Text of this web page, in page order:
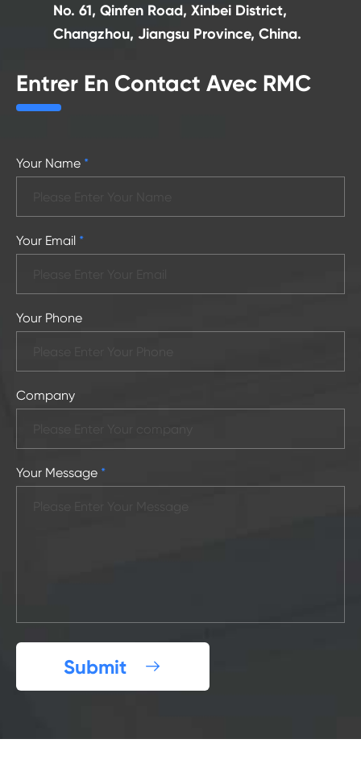
No. 61, Qinfen Road, Xinbei District,
Changzhou, Jiangsu Province, China.
Entrer En Contact Avec RMC
Your Name *
Your Email *
Your Phone
Company
Your Message *
Submit 